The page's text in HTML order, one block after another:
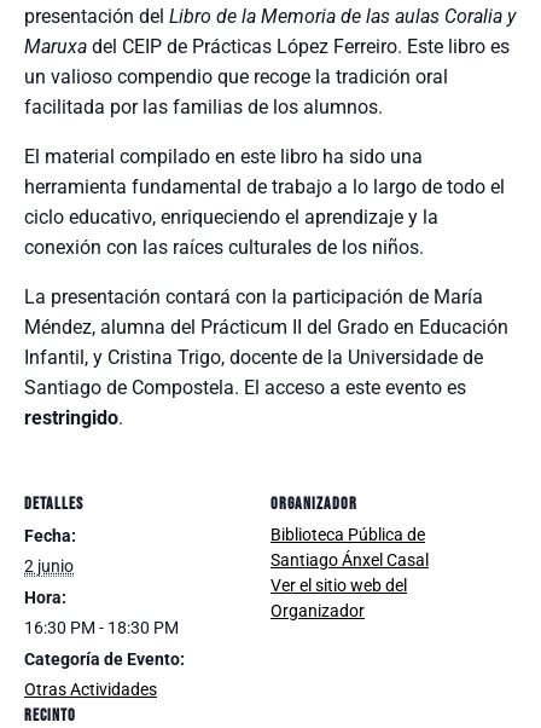
presentación del Libro de la Memoria de las aulas Coralia y
Maruxa del CEIP de Prácticas López Ferreiro. Este libro es
un valioso compendio que recoge la tradición oral
facilitada por las familias de los alumnos.
El material compilado en este libro ha sido una
herramienta fundamental de trabajo a lo largo de todo el
ciclo educativo, enriqueciendo el aprendizaje y la
conexión con las raíces culturales de los niños.
La presentación contará con la participación de María
Méndez, alumna del Prácticum II del Grado en Educación
Infantil, y Cristina Trigo, docente de la Universidade de
Santiago de Compostela. El acceso a este evento es
restringido.
DETALLES
Fecha:
2 junio
Hora:
16:30 PM - 18:30 PM
Categoría de Evento:
Otras Actividades
RECINTO
ORGANIZADOR
Biblioteca Pública de
Santiago Ánxel Casal
Ver el sitio web del
Organizador